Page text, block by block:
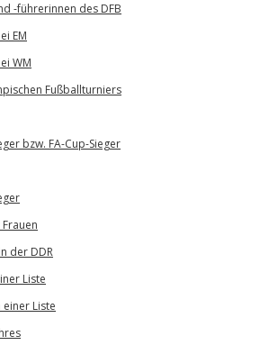
-führerinnen des DFB
EM
WM
Fußballturniers
bzw. FA-Cup-Sieger
der DDR
Liste
einer Liste